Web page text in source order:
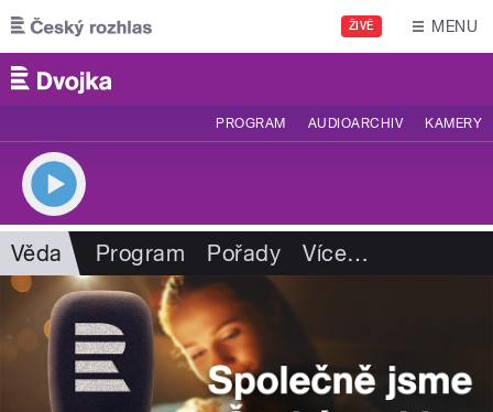
Přejít k hlavnímu obsahu
ŽIVĚ MENU
PROGRAM AUDIOARCHIV KAMERY
Věda Program Pořady Více…